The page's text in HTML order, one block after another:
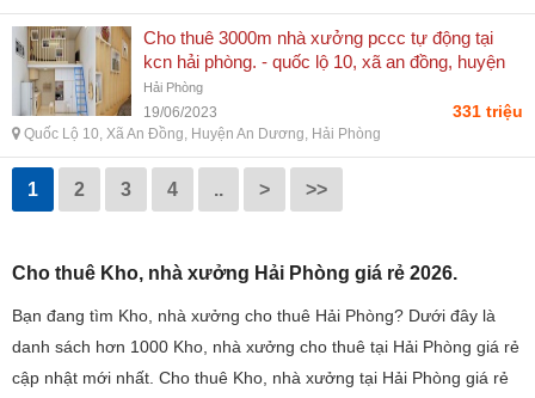
Cho thuê 3000m nhà xưởng pccc tự động tại
kcn hải phòng. - quốc lộ 10, xã an đồng, huyện
an dương, hải phòng
Hải Phòng
19/06/2023 331 triệu
Quốc Lộ 10, Xã An Đồng, Huyện An Dương, Hải Phòng
1 2 3 4 .. > >>
Cho thuê Kho, nhà xưởng Hải Phòng giá rẻ 2026.
Bạn đang tìm Kho, nhà xưởng cho thuê Hải Phòng? Dưới đây là
danh sách hơn 1000 Kho, nhà xưởng cho thuê tại Hải Phòng giá rẻ
cập nhật mới nhất. Cho thuê Kho, nhà xưởng tại Hải Phòng giá rẻ